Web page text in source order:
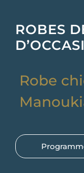
ROBES
Robe